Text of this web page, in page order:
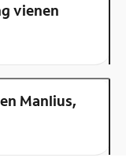
vienen
Manlius,